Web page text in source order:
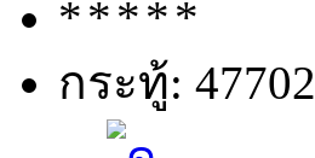
กระทู้: 47702